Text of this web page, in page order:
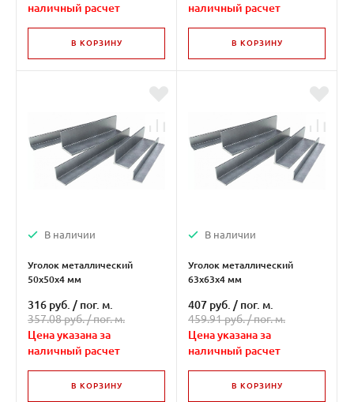
наличный расчет
В КОРЗИНУ
наличный расчет
В КОРЗИНУ
В наличии
Уголок металлический
50х50х4 мм
316 руб. / пог. м.
357.08 руб. /пог. м.
Цена указана за
наличный расчет
В КОРЗИНУ
В наличии
Уголок металлический
63х63х4 мм
407 руб. / пог. м.
459.91 руб. /пог. м.
Цена указана за
наличный расчет
В КОРЗИНУ